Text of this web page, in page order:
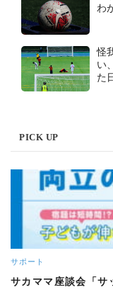
わ
怪
い
た
PICK UP
サポート
サカママ座談会「サ